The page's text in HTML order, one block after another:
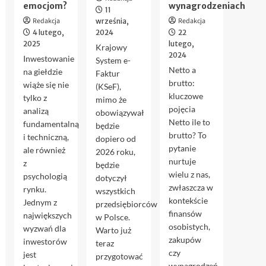
emocjom?
Redakcja
4 lutego,
2025
Inwestowanie
na giełdzie
wiąże się nie
tylko z
analizą
fundamentalną
i techniczną,
ale również
z
psychologią
rynku.
Jednym z
największych
wyzwań dla
inwestorów
jest
11
września,
2024
Krajowy
System e-
Faktur
(KSeF),
mimo że
obowiązywał
będzie
dopiero od
2026 roku,
będzie
dotyczył
wszystkich
przedsiębiorców
w Polsce.
Warto już
teraz
przygotować
wynagrodzeniach
Redakcja
22
lutego,
2024
Netto a
brutto:
kluczowe
pojęcia
Netto ile to
brutto? To
pytanie
nurtuje
wielu z nas,
zwłaszcza w
kontekście
finansów
osobistych,
zakupów
czy